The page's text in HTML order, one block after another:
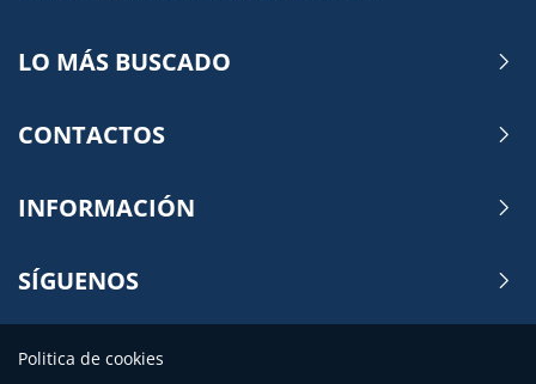
LO MÁS BUSCADO
CONTACTOS
INFORMACIÓN
SÍGUENOS
Politica de cookies